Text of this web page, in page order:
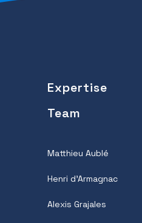
Expertise
Team
Matthieu Aublé
Henri d’Armagnac
Alexis Grajales